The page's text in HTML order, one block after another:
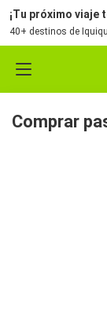
¡Tu próximo viaje
Comprar